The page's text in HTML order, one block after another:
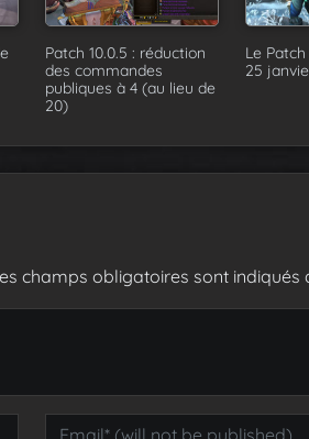
Patch 10.0.5 : réduction
des commandes
publiques à 4 (au lieu de
20)
Le
25
champs obligatoires sont indiqués